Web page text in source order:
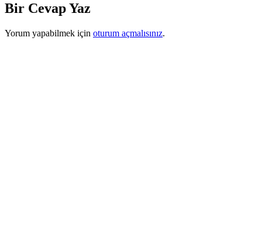
Bir Cevap Yaz
Yorum yapabilmek için oturum açmalısınız.